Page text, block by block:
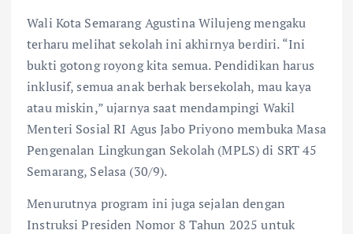
Wali Kota Semarang Agustina Wilujeng mengaku
terharu melihat sekolah ini akhirnya berdiri. “Ini
bukti gotong royong kita semua. Pendidikan harus
inklusif, semua anak berhak bersekolah, mau kaya
atau miskin,” ujarnya saat mendampingi Wakil
Menteri Sosial RI Agus Jabo Priyono membuka Masa
Pengenalan Lingkungan Sekolah (MPLS) di SRT 45
Semarang, Selasa (30/9).
Menurutnya program ini juga sejalan dengan
Instruksi Presiden Nomor 8 Tahun 2025 untuk